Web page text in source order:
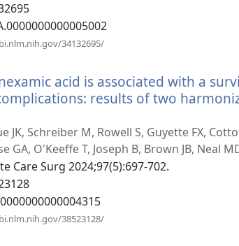
34132695/
窗
口）
acid is associated with a
results of two
JK, Schreiber M, Rowell S, Guyette FX,
GA, O'Keeffe T, Joseph B, Brown JB, Neal
Care Surg 2024;97(5):697-702.
38523128/